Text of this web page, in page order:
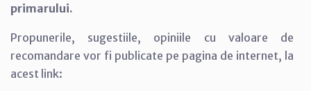
primarului.
Propunerile, sugestiile, opiniile cu valoare de
recomandare vor fi publicate pe pagina de internet, la
acest link: